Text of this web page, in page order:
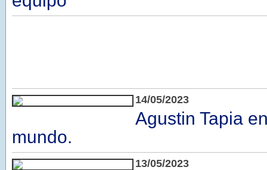
14/05/2023
Agustin Tapia
mundo.
13/05/2023